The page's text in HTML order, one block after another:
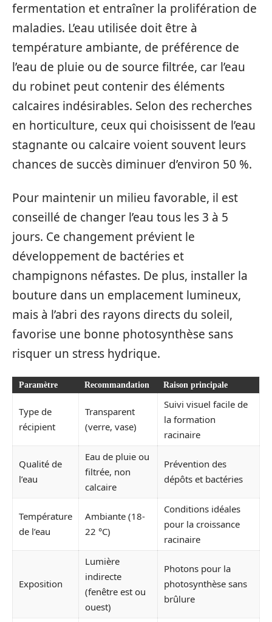
fermentation et entraîner la prolifération de
maladies. L’eau utilisée doit être à
température ambiante, de préférence de
l’eau de pluie ou de source filtrée, car l’eau
du robinet peut contenir des éléments
calcaires indésirables. Selon des recherches
en horticulture, ceux qui choisissent de l’eau
stagnante ou calcaire voient souvent leurs
chances de succès diminuer d’environ 50 %.
Pour maintenir un milieu favorable, il est
conseillé de changer l’eau tous les 3 à 5
jours. Ce changement prévient le
développement de bactéries et
champignons néfastes. De plus, installer la
bouture dans un emplacement lumineux,
mais à l’abri des rayons directs du soleil,
favorise une bonne photosynthèse sans
risquer un stress hydrique.
Paramètre Recommandation Raison principale
Type de
récipient
Transparent
(verre, vase)
Suivi visuel facile de
la formation
racinaire
Qualité de
l’eau
Eau de pluie ou
filtrée, non
calcaire
Prévention des
dépôts et bactéries
Température
de l’eau
Ambiante (18-
22 °C)
Conditions idéales
pour la croissance
racinaire
Exposition
Lumière
indirecte
(fenêtre est ou
ouest)
Photons pour la
photosynthèse sans
brûlure